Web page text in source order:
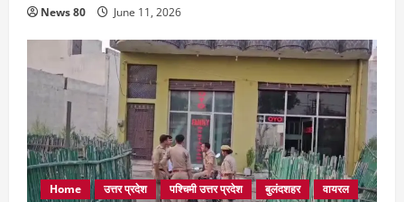
News 80 June 11, 2026
Home उत्तर प्रदेश पश्चिमी उत्तर प्रदेश बुलंदशहर
वायरल